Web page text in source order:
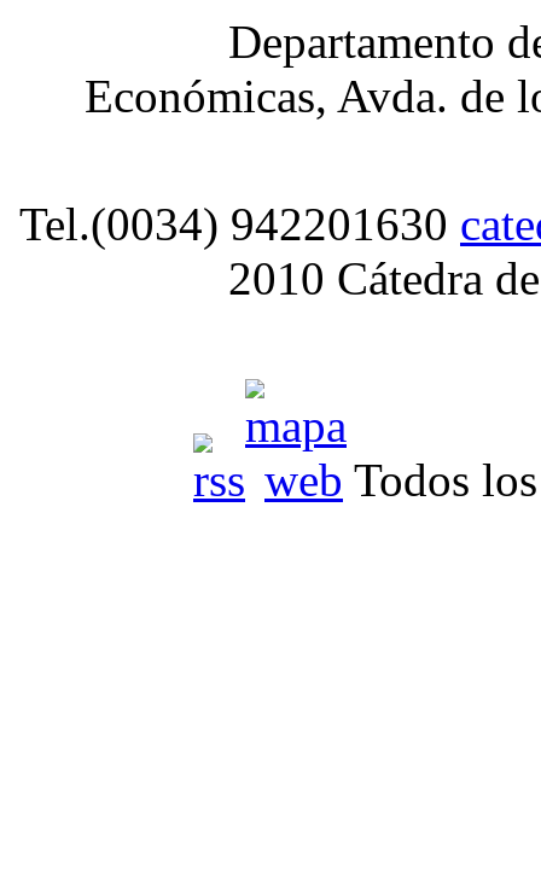
Departamento
Económicas, Avda. de
Tel.(0034) 942201630
2010 Cátedra
Todos